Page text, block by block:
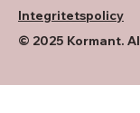
Integritetspolicy
© 2025 Kormant.